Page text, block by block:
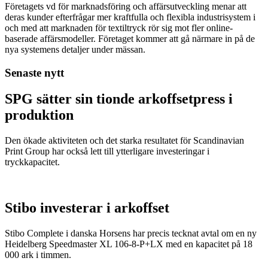
Företagets vd för marknadsföring och affärsutveckling menar att
deras kunder efterfrågar mer kraftfulla och flexibla industrisystem i
och med att marknaden för textiltryck rör sig mot fler online-
baserade affärsmodeller. Företaget kommer att gå närmare in på de
nya systemens detaljer under mässan.
Senaste nytt
SPG sätter sin tionde arkoffsetpress i
produktion
Den ökade aktiviteten och det starka resultatet för Scandinavian
Print Group har också lett till ytterligare investeringar i
tryckkapacitet.
Stibo investerar i arkoffset
Stibo Complete i danska Horsens har precis tecknat avtal om en ny
Heidelberg Speedmaster XL 106-8-P+LX med en kapacitet på 18
000 ark i timmen.